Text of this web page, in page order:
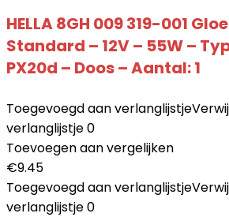
HELLA 8GH 009 319-001
Standard – 12V – 55W –
PX20d – Doos – Aantal: 1
Toegevoegd aan verlanglijstje
verlanglijstje0
Toevoegen aan vergelijken
€9.45
Toegevoegd aan verlanglijstje
verlanglijstje0